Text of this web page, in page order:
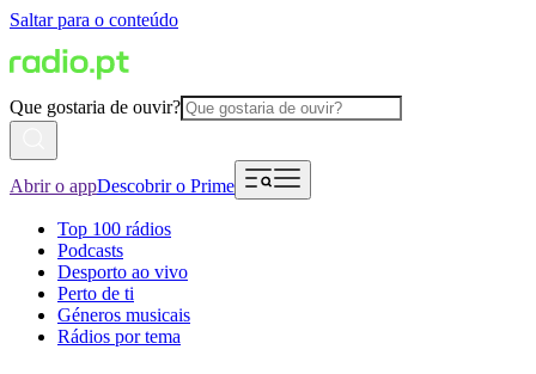
Saltar para o conteúdo
Que gostaria de ouvir?
Abrir o appDescobrir o Prime
Top 100 rádios
Podcasts
Desporto ao vivo
Perto de ti
Géneros musicais
Rádios por tema